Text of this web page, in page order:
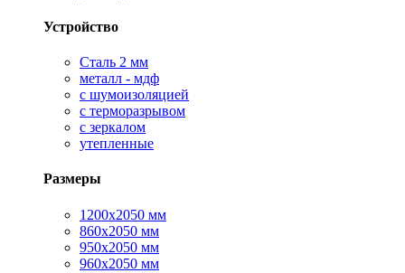
Устройство
Сталь 2 мм
металл - мдф
с шумоизоляцией
с терморазрывом
с зеркалом
утепленные
Размеры
1200х2050 мм
860х2050 мм
950х2050 мм
960х2050 мм